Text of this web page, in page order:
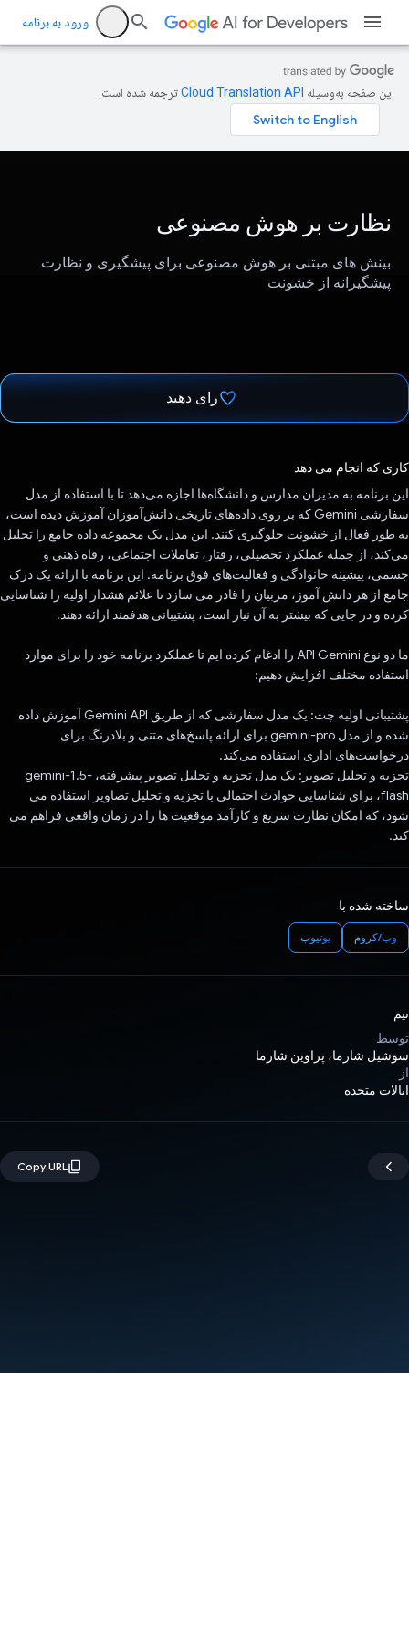
ورود به برنامه
این صفحه به‌وسیله ترجمه شده است.
نظارت بر هوش مصنوعی
بینش های مبتنی بر هوش مصنوعی برای پیشگیری و نظارت
پیشگیرانه از خشونت
رای دهید
کاری که انجام می دهد
این برنامه به مدیران مدارس و دانشگاه‌ها اجازه می‌دهد تا با استفاده از مدل
سفارشی Gemini که بر روی داده‌های تاریخی دانش‌آموزان آموزش دیده است،
به طور فعال از خشونت جلوگیری کنند. این مدل یک مجموعه داده جامع را تحلیل
می‌کند، از جمله عملکرد تحصیلی، رفتار، تعاملات اجتماعی، رفاه ذهنی و
جسمی، پیشینه خانوادگی و فعالیت‌های فوق برنامه. این برنامه با ارائه یک درک
جامع از هر دانش آموز، مربیان را قادر می سازد تا علائم هشدار اولیه را شناسایی
کرده و در جایی که بیشتر به آن نیاز است، پشتیبانی هدفمند ارائه دهند.
ما دو نوع API Gemini را ادغام کرده ایم تا عملکرد برنامه خود را برای موارد
استفاده مختلف افزایش دهیم:
پشتیبانی اولیه چت: یک مدل سفارشی که از طریق Gemini API آموزش داده
شده و از مدل gemini-pro برای ارائه پاسخ‌های متنی و بلادرنگ برای
درخواست‌های اداری استفاده می‌کند.
تجزیه و تحلیل تصویر: یک مدل تجزیه و تحلیل تصویر پیشرفته، gemini-1.5-
flash، برای شناسایی حوادث احتمالی با تجزیه و تحلیل تصاویر استفاده می
شود، که امکان نظارت سریع و کارآمد موقعیت ها را در زمان واقعی فراهم می
کند.
ساخته شده با
وب/کروم یوتیوب
تیم
توسط
سوشیل شارما، پراوین شارما
از
ایالات متحده